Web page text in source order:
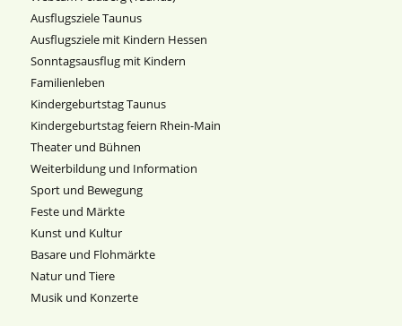
Ausflugsziele Taunus
Ausflugsziele mit Kindern Hessen
Sonntagsausflug mit Kindern
Familienleben
Kindergeburtstag Taunus
Kindergeburtstag feiern Rhein-Main
Theater und Bühnen
Weiterbildung und Information
Sport und Bewegung
Feste und Märkte
Kunst und Kultur
Basare und Flohmärkte
Natur und Tiere
Musik und Konzerte